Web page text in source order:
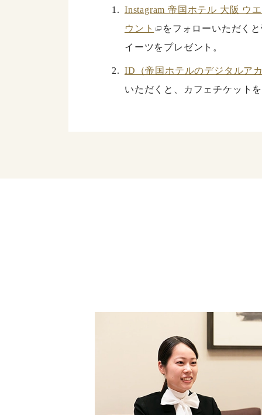
1. Instagram 帝国ホテル 大阪 ウ
ウント
をフォローいただく
イーツをプレゼント。
2. ID（帝国ホテルのデジタルア
いただくと、カフェチケット